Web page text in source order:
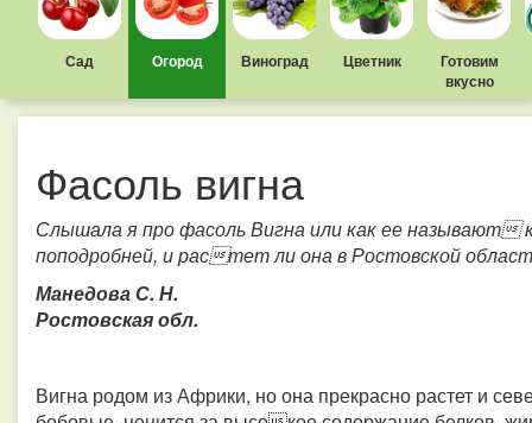
Сад Огород Виноград Цветник
Готовим
вкусно
Фасоль вигна
Слышала я про фасоль Вигна или как ее называют
поподробней, и растет ли она в Ростовской
Манедова С. Н.
Ростовская обл.
Вигна родом из Африки, но она прекрасно растет и